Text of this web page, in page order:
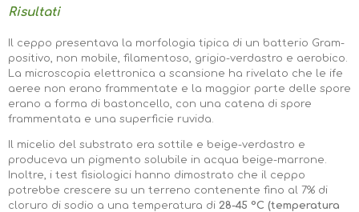
Risultati
Il ceppo presentava la morfologia tipica di un batterio Gram-
positivo, non mobile, filamentoso, grigio-verdastro e aerobico.
La microscopia elettronica a scansione ha rivelato che le ife
aeree non erano frammentate e la maggior parte delle spore
erano a forma di bastoncello, con una catena di spore
frammentata e una superficie ruvida.
Il micelio del substrato era sottile e beige-verdastro e
produceva un pigmento solubile in acqua beige-marrone.
Inoltre, i test fisiologici hanno dimostrato che il ceppo
potrebbe crescere su un terreno contenente fino al 7% di
cloruro di sodio a una temperatura di 28-45 °C (temperatura